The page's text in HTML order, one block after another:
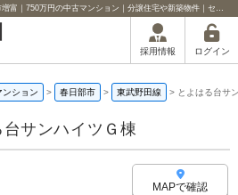
とよはる台サンハイツＧ棟 埼玉県春日部市増富｜750万円の中古マンション｜分譲住宅や新築物件｜センチュリー21ウインズホーム
採用情報 ログイン
ンション > 春日部市 > 東武野田線 > とよはる台サ
台サンハイツＧ棟
MAPで確認